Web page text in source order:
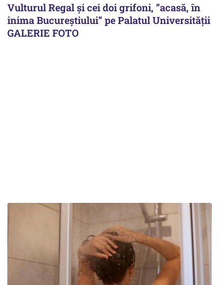
Vulturul Regal și cei doi grifoni, ”acasă, în
inima Bucureștiului” pe Palatul Universității
GALERIE FOTO